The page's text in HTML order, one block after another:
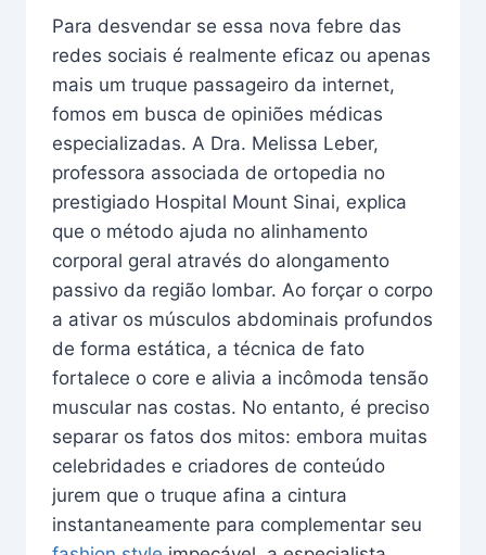
Para desvendar se essa nova febre das
redes sociais é realmente eficaz ou apenas
mais um truque passageiro da internet,
fomos em busca de opiniões médicas
especializadas. A Dra. Melissa Leber,
professora associada de ortopedia no
prestigiado Hospital Mount Sinai, explica
que o método ajuda no alinhamento
corporal geral através do alongamento
passivo da região lombar. Ao forçar o corpo
a ativar os músculos abdominais profundos
de forma estática, a técnica de fato
fortalece o core e alivia a incômoda tensão
muscular nas costas. No entanto, é preciso
separar os fatos dos mitos: embora muitas
celebridades e criadores de conteúdo
jurem que o truque afina a cintura
instantaneamente para complementar seu